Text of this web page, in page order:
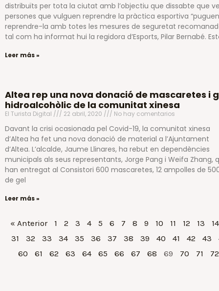
distribuïts per tota la ciutat amb l’objectiu que dissabte que
persones que vulguen reprendre la pràctica esportiva “puguen
reprendre-la amb totes les mesures de seguretat
tal com ha informat hui la regidora d’Esports, Pilar Bernabé.
Leer más »
Altea rep una nova donació de mascaretes i
hidroalcohòlic de la comunitat xinesa
El Turista Digital 22 abril, 2020 No hay comentarios
Davant la crisi ocasionada pel Covid-19, la comunitat xinesa
d’Altea ha fet una nova donació de material a l’Ajuntament
d’Altea. L’alcalde, Jaume Llinares, ha rebut en dependències
municipals als seus representants, Jorge Pang i Weifa Zhang,
han entregat al Consistori 600 mascaretes, 12 ampolles de
de gel
Leer más »
« Anterior 1 2 3 4 5 6 7 8 9 10 11 12 13
14
31
32 33 34 35 36 37 38 39 40 41 42 43
60
61 62 63 64 65 66 67 68 69 70 71 72